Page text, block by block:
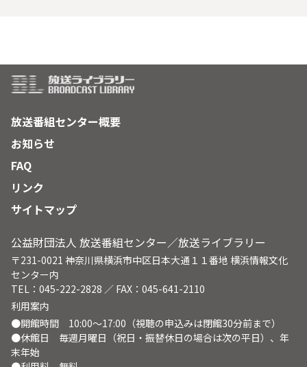
放送番組センター概要
お知らせ
FAQ
リンク
サイトマップ
公益財団法人 放送番組センター／放送ライブラリー
〒231-0021 神奈川県横浜市中区日本大通１１番地 横浜情報文化
センター内
TEL：045-222-2828 ／ FAX：045-641-2110
利用案内
●開館時間 10:00～17:00（視聴の申込みは閉館30分前まで）
●休館日 毎週月曜日（祝日・振替休日の場合は次の平日）、年
末年始